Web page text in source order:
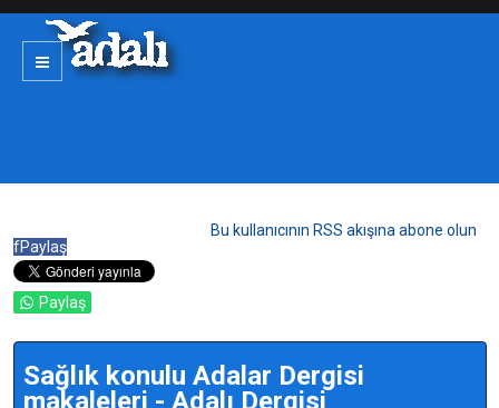
fPaylaş
Paylaş
Sağlık konulu Adalar Dergisi
makaleleri - Adalı Dergisi
Bu kullanıcının RSS akışına abone olun